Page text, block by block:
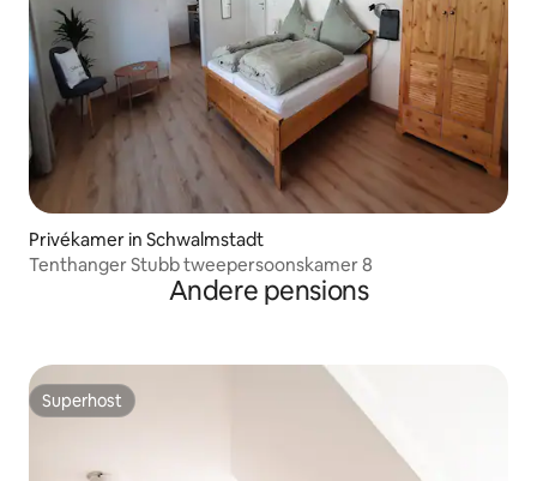
Privékamer in Schwalmstadt
Tenthanger Stubb tweepersoonskamer 8
Andere pensions
Superhost
Superhost